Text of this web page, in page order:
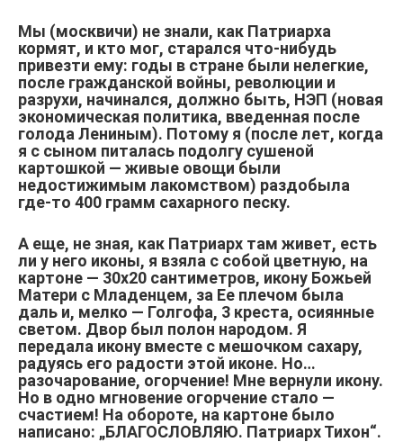
Мы (москвичи) не знали, как Патриарха
кормят, и кто мог, старался что-нибудь
привезти ему: годы в стране были нелегкие,
после гражданской войны, революции и
разрухи, начинался, должно быть, НЭП (новая
экономическая политика, введенная после
голода Лениным). Потому я (после лет, когда
я с сыном питалась подолгу сушеной
картошкой — живые овощи были
недостижимым лакомством) раздобыла
где-то 400 грамм сахарного песку.
А еще, не зная, как Патриарх там живет, есть
ли у него иконы, я взяла с собой цветную, на
картоне — 30х20 сантиметров, икону Божьей
Матери с Младенцем, за Ее плечом была
даль и, мелко — Голгофа, 3 креста, осиянные
светом. Двор был полон народом. Я
передала икону вместе с мешочком сахару,
радуясь его радости этой иконе. Но…
разочарование, огорчение! Мне вернули икону.
Но в одно мгновение огорчение стало —
счастием! На обороте, на картоне было
написано: „БЛАГОСЛОВЛЯЮ. Патриарх Тихон“.